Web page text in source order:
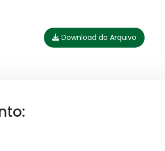
Download do Arquivo